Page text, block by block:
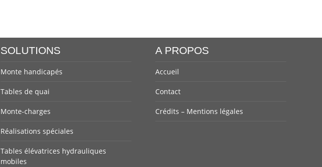
SOLUTIONS
Monte handicapés
Tables de quai
Monte-charges
Réalisations spéciales
Tables élévatrices hydrauliques
mobiles
A PROPOS
Accueil
Contact
Crédits – Mentions légales